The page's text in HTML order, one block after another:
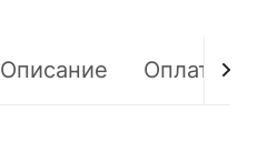
Описание Оплата